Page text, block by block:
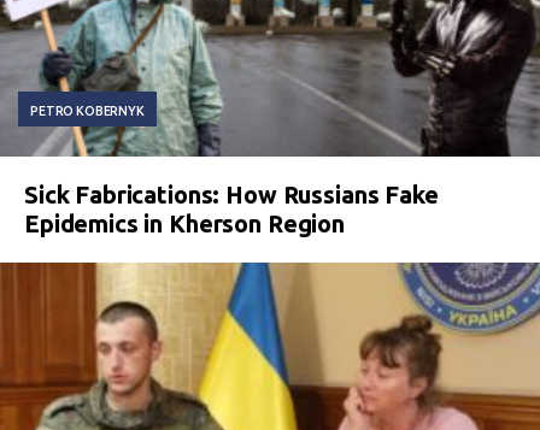
PETRO KOBERNYK
Sick Fabrications: How Russians Fake
Epidemics in Kherson Region